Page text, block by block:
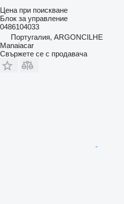
Цена при поискване
Блок за управление
0486104033
Португалия, ARGONCILHE
Manaiacar
Свържете се с продавача